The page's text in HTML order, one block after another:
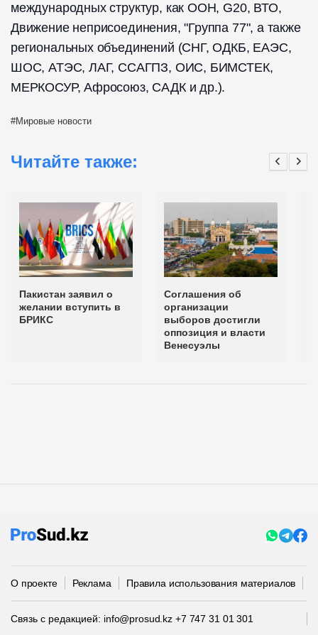
международных структур, как ООН, G20, ВТО,
Движение неприсоединения, "Группа 77", а также
региональных объединений (СНГ, ОДКБ, ЕАЭС,
ШОС, АТЭС, ЛАГ, ССАГПЗ, ОИС, БИМСТЕК,
МЕРКОСУР, Афросоюз, САДК и др.).
Мировые новости
Читайте также:
Пакистан заявил о
желании вступить в
БРИКС
Соглашения об
организации
выборов достигли
оппозиция и власти
Венесуэлы
О проекте Реклама Правила использования материалов
Связь с редакцией: info@prosud.kz +7 747 31 01 301